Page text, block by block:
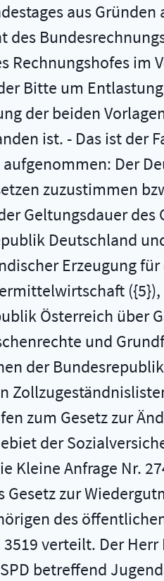
aus
Rechnungshofes im
Bitte um
der beiden
ist. - Das ist der
Der
zuzustimmen
Geltungsdauer des
Deutschland
Erzeugung
({5}),
Österreich über
und
der
zum Gesetz zur
der
Kleine Anfrage Nr.
zur
des
verteilt. Der
betreffend